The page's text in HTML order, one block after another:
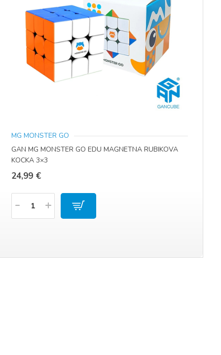
MG MONSTER GO
GAN MG MONSTER GO EDU MAGNETNA RUBIKOVA
KOCKA 3×3
24,99 €
Količina